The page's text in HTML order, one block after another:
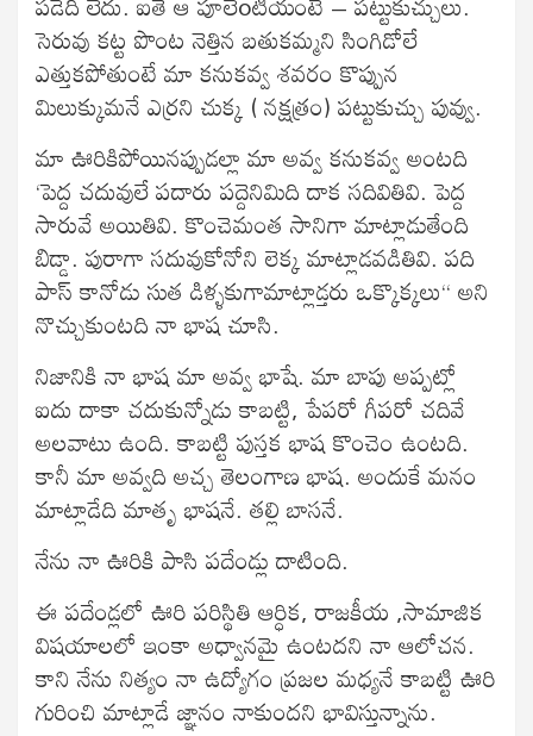
సెరువు కట్ట పొంట నెత్తిన బతుకమ్మని సింగిడోలే
ఎత్తుకపోతుంటే మా కనుకవ్వ శవరం కొప్పున
మిలుక్కుమనే ఎర్రని చుక్క ( నక్షత్రం) పట్టుకుచ్చు పువ్వు.
మా ఊరికిపోయినప్పుడల్లా మా అవ్వ కనుకవ్వ అంటది
‘పెద్ద చదువులే పదారు పద్దెనిమిది దాక సదివితివి. పెద్ద
సారువే అయితివి. కొంచెమంత సానిగా మాట్లాడుతేంది
బిడ్డా. పురాగా సదువుకోనోని లెక్క మాట్లాడవడితివి. పది
పాస్ కానోడు సుత డిళ్ళకుగామాట్లాడ్తరు ఒక్కొక్కలు“ అని
నొచ్చుకుంటది నా భాష చూసి.
నిజానికి నా భాష మా అవ్వ భాషే. మా బాపు అప్పట్లో
ఐదు దాకా చదుకున్నోడు కాబట్టి, పేపరో గీపరో చదివే
అలవాటు ఉంది. కాబట్టి పుస్తక భాష కొంచెం ఉంటది.
కానీ మా అవ్వది అచ్చ తెలంగాణ భాష. అందుకే మనం
మాట్లాడేది మాతృ భాషనే. తల్లి బాసనే.
నేను నా ఊరికి పాసి పదేండ్లు దాటింది.
ఈ పదేండ్లలో ఊరి పరిస్థితి ఆర్ధిక, రాజకీయ ,సామాజిక
విషయాలలో ఇంకా అధ్వానమై ఉంటదని నా ఆలోచన.
కాని నేను నిత్యం నా ఉద్యోగం ప్రజల మధ్యనే కాబట్టి ఊరి
గురించి మాట్లాడే జ్ఞానం నాకుందని భావిస్తున్నాను.